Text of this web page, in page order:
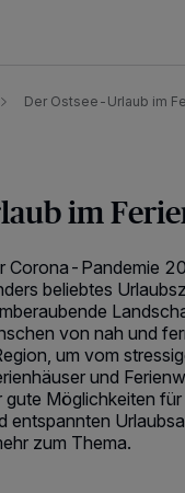
Der Ostsee-Urlaub im
im
Corona-Pandemie
beliebtes
von nah und
um vom
und
gute Möglichkeiten für
entspannten
zum Thema.